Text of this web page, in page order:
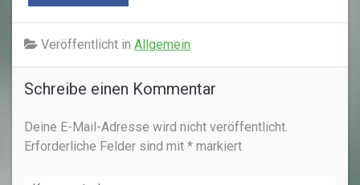
Veröffentlicht in Allgemein
Schreibe einen Kommentar
Deine E-Mail-Adresse wird nicht veröffentlicht.
Erforderliche Felder sind mit * markiert